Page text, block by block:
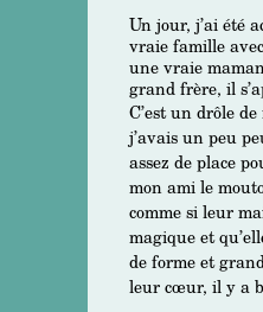
Un jour, j’ai été
vraie famille
une vraie
grand frère, il
C’est un drôle
j’avais un peu
assez de place
mon ami le
comme si leur
magique et
de forme et
leur cœur, il y a